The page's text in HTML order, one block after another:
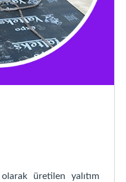
üretilen yalıtım